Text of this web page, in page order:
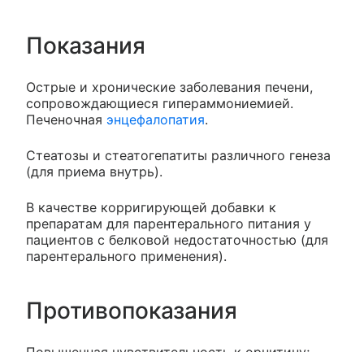
Показания
Острые и хронические заболевания печени,
сопровождающиеся гипераммониемией.
Печеночная энцефалопатия.
Стеатозы и стеатогепатиты различного генеза
(для приема внутрь).
В качестве корригирующей добавки к
препаратам для парентерального питания у
пациентов с белковой недостаточностью (для
парентерального применения).
Противопоказания